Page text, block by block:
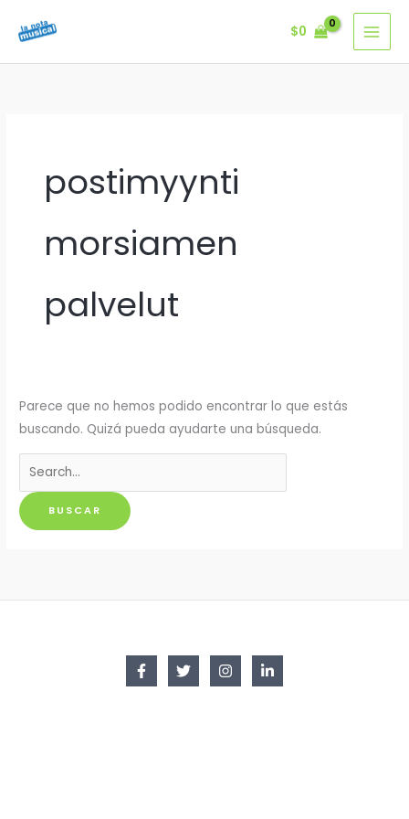
$0
postimyynti
morsiamen
palvelut
Parece que no hemos podido encontrar lo que estás
buscando. Quizá pueda ayudarte una búsqueda.
Buscar
por: